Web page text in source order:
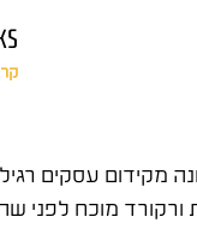
מקידום עסקים
ורקורד מוכח